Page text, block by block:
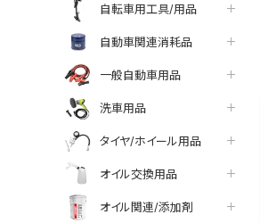
自転車用工具/用品
自動車関連消耗品
一般自動車用品
洗車用品
タイヤ/ホイール用品
オイル交換用品
オイル関連/添加剤
facebook
line